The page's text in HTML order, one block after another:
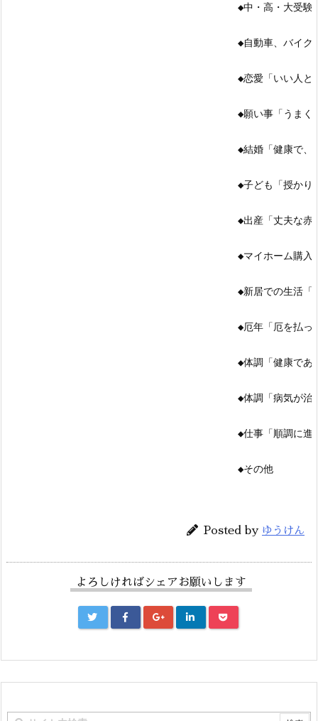
◆中・高・大受験
◆自動車、バイク
◆恋愛「いい人と
◆願い事「うまく
◆結婚「健康で、
◆子ども「授かり
◆出産「丈夫な赤
◆マイホーム購入
◆新居での生活「
◆厄年「厄を払っ
◆体調「健康であ
◆体調「病気が治
◆仕事「順調に進
◆その他
Posted by ゆうけん
よろしければシェアお願いします